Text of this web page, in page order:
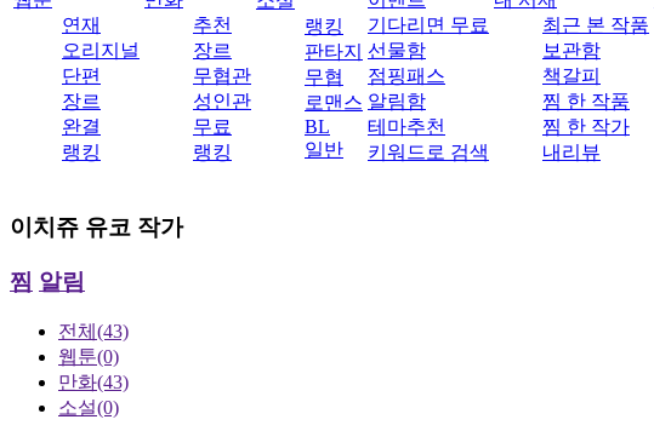
연재
오리지널
단편
장르
완결
랭킹
추천
장르
무협관
성인관
무료
랭킹
랭킹
판타지
무협
로맨스
BL
일반
기다리면 무료
선물함
점핑패스
알림함
테마추천
키워드로 검색
최근 본 작품
보관함
책갈피
찜 한 작품
찜 한 작가
내리뷰
이치쥬 유코 작가
찜 알림
전체 (43)
웹툰(0)
만화(43)
소설(0)